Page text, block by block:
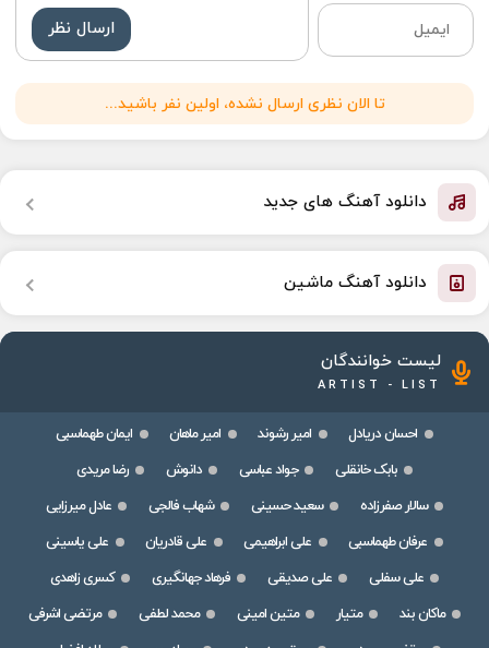
ارسال نظر
تا الان نظری ارسال نشده، اولین نفر باشید...
دانلود آهنگ های جدید
دانلود آهنگ ماشین
لیست خوانندگان
ARTIST - LIST
احسان دریادل امیر رشوند امیر ماهان
ایمان طهماسبی
بابک خانقلی
جواد عباسی دانوش
رضا مریدی
سالار صفرزاده
سعید حسینی شهاب فالجی
عادل میرزایی
عرفان طهماسبی
علی ابراهیمی علی قادریان
علی یاسینی
علی سفلی
علی صدیقی فرهاد جهانگیری
کسری زاهدی
ماکان بند
متیار متین امینی محمد لطفی
مرتضی اشرفی